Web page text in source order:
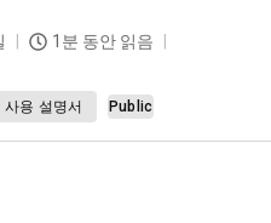
1분 동안 읽음
사용 설명서 Public